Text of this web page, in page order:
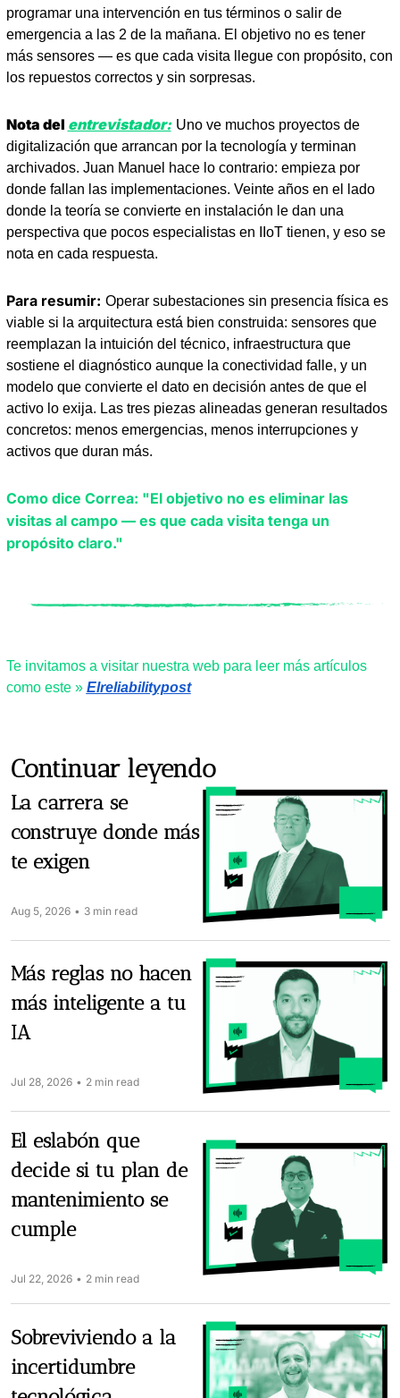
programar una intervención en tus términos o salir de
emergencia a las 2 de la mañana. El objetivo no es tener
más sensores — es que cada visita llegue con propósito, con
los repuestos correctos y sin sorpresas.
Nota del entrevistador: Uno ve muchos proyectos de
digitalización que arrancan por la tecnología y terminan
archivados. Juan Manuel hace lo contrario: empieza por
donde fallan las implementaciones. Veinte años en el lado
donde la teoría se convierte en instalación le dan una
perspectiva que pocos especialistas en IIoT tienen, y eso se
nota en cada respuesta.
Para resumir: Operar subestaciones sin presencia física es
viable si la arquitectura está bien construida: sensores que
reemplazan la intuición del técnico, infraestructura que
sostiene el diagnóstico aunque la conectividad falle, y un
modelo que convierte el dato en decisión antes de que el
activo lo exija. Las tres piezas alineadas generan resultados
concretos: menos emergencias, menos interrupciones y
activos que duran más.
Como dice Correa: "El objetivo no es eliminar las
visitas al campo — es que cada visita tenga un
propósito claro."
Te invitamos a visitar nuestra web para leer más artículos
como este » Elreliabilitypost
Continuar leyendo
La carrera se
construye donde más
te exigen
Aug 5, 2026 • 3 min read
Más reglas no hacen
más inteligente a tu
IA
Jul 28, 2026 • 2 min read
El eslabón que
decide si tu plan de
mantenimiento se
cumple
Jul 22, 2026 • 2 min read
Sobreviviendo a la
incertidumbre